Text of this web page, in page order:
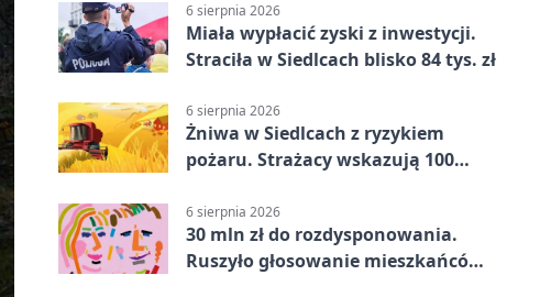
6 sierpnia 2026
Miała wypłacić zyski z inwestycji.
Straciła w Siedlcach blisko 84 tys. zł
6 sierpnia 2026
Żniwa w Siedlcach z ryzykiem
pożaru. Strażacy wskazują 100
6 sierpnia 2026
30 mln zł do rozdysponowania.
Ruszyło głosowanie mieszkańców